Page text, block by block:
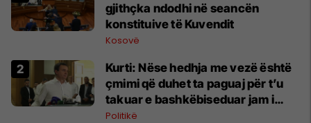
gjithçka ndodhi në seancën
konstituive të Kuvendit
Kosovë
Kurti: Nëse hedhja me vezë është
çmimi që duhet ta paguaj për t’u
takuar e bashkëbiseduar jam i
lumtur ta bëj këtë
Politikë